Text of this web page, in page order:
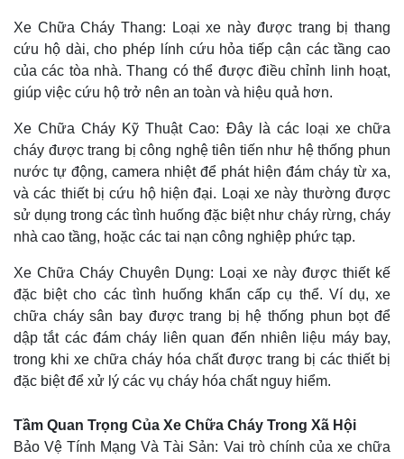
Xe Chữa Cháy Thang: Loại xe này được trang bị thang
cứu hộ dài, cho phép lính cứu hỏa tiếp cận các tầng cao
của các tòa nhà. Thang có thể được điều chỉnh linh hoạt,
giúp việc cứu hộ trở nên an toàn và hiệu quả hơn.
Xe Chữa Cháy Kỹ Thuật Cao: Đây là các loại xe chữa
cháy được trang bị công nghệ tiên tiến như hệ thống phun
nước tự động, camera nhiệt để phát hiện đám cháy từ xa,
và các thiết bị cứu hộ hiện đại. Loại xe này thường được
sử dụng trong các tình huống đặc biệt như cháy rừng, cháy
nhà cao tầng, hoặc các tai nạn công nghiệp phức tạp.
Xe Chữa Cháy Chuyên Dụng: Loại xe này được thiết kế
đặc biệt cho các tình huống khẩn cấp cụ thể. Ví dụ, xe
chữa cháy sân bay được trang bị hệ thống phun bọt để
dập tắt các đám cháy liên quan đến nhiên liệu máy bay,
trong khi xe chữa cháy hóa chất được trang bị các thiết bị
đặc biệt để xử lý các vụ cháy hóa chất nguy hiểm.
Tầm Quan Trọng Của Xe Chữa Cháy Trong Xã Hội
Bảo Vệ Tính Mạng Và Tài Sản: Vai trò chính của xe chữa